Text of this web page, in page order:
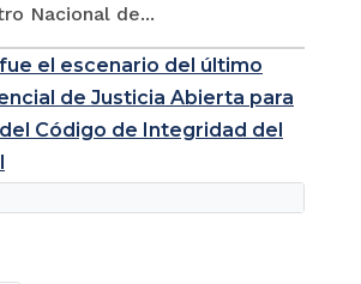
Nacional de...
el escenario del último
de Justicia Abierta para
Código de Integridad del